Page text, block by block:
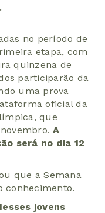
no período de
etapa, com
quinzena de
participarão da
uma prova
oficial da
que
novembro.A
será no dia 12
que a Semana
conhecimento.
jovens